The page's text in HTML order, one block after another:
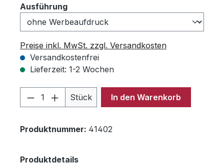
Ausführungauswählen
Preise inkl. MwSt. zzgl. Versandkosten
Versandkostenfrei
Lieferzeit: 1-2 Wochen
Produkt Anzahl: Gib den
Stück In den Warenkorb
Produktnummer: 41402
Produktdetails